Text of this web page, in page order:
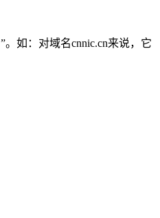
如：对域名cnnic.cn来说，它